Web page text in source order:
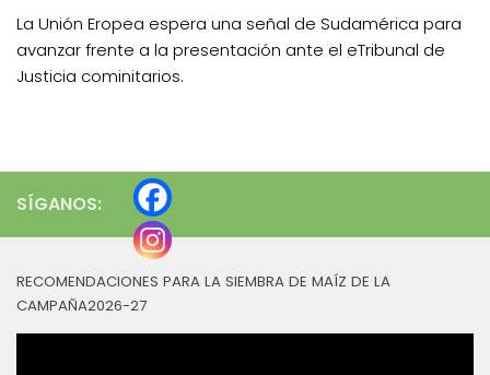
La Unión Eropea espera una señal de Sudamérica para
avanzar frente a la presentación ante el eTribunal de
Justicia cominitarios.
SÍGANOS:
RECOMENDACIONES PARA LA SIEMBRA DE MAÍZ DE LA
CAMPAÑA2026-27